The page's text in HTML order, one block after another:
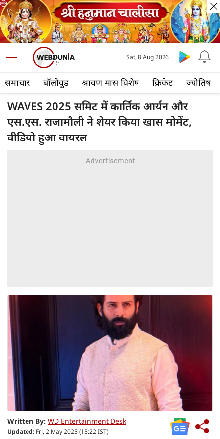
समाचार बॉलीवुड श्रावण मास विशेष क्रिकेट ज्योतिष
Sat, 8 Aug 2026
WAVES 2025 समिट में कार्तिक आर्यन और
एस.एस. राजामौली ने शेयर किया खास मोमेंट,
वीडियो हुआ वायरल
Written By: WD Entertainment Desk
Updated: Fri, 2 May 2025 (15:22 IST)